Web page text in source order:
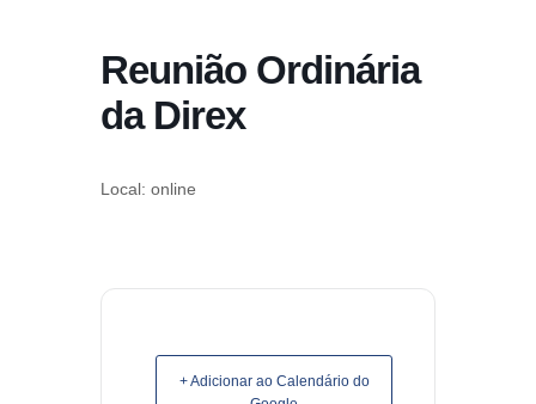
Reunião Ordinária
da Direx
Local: online
+ Adicionar ao Calendário do